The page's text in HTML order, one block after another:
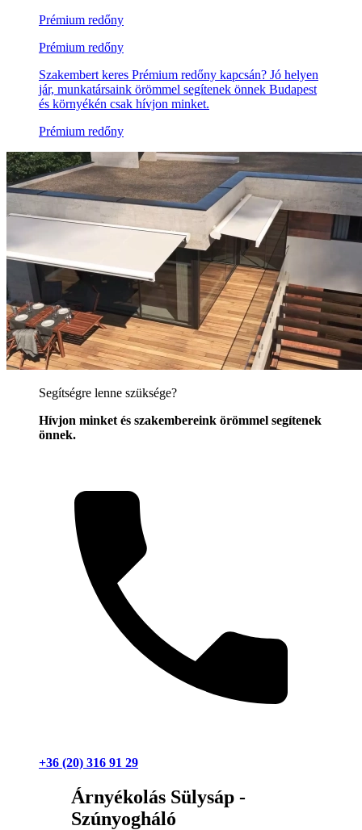
Prémium redőny
Prémium redőny
Szakembert keres Prémium redőny kapcsán? Jó helyen
jár, munkatársaink örömmel segítenek önnek Budapest
és környékén csak hívjon minket.
Prémium redőny
Segítségre lenne szüksége?
Hívjon minket és szakembereink örömmel segítenek
önnek.
+36 (20) 316 91 29
Árnyékolás Sülysáp -
Szúnyogháló